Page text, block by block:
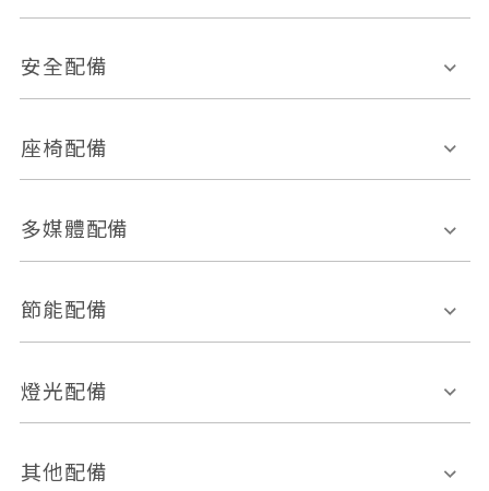
後視鏡方向指示燈
多功能方向盤
恆溫空調
安全配備
前座正面氣囊
ABS防鎖死
車道偏離警示
自動停車系統 盲點偵測系統
倒車雷達
座椅配備
皮椅
多媒體配備
外部音源接入
節能配備
引擎啟閉系統
燈光配備
感應頭燈
其他配備